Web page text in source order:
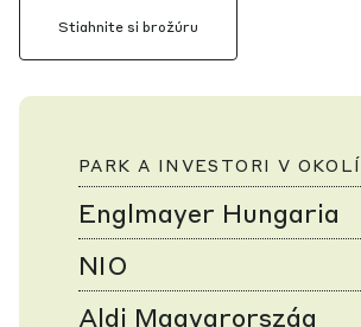
Stiahnite si brožúru
PARK A INVESTORI V OKOLÍ
Englmayer Hungaria
NIO
Aldi Magyarország